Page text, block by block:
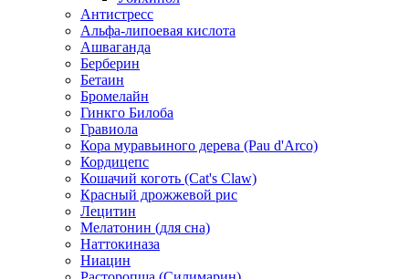
Антистресс
Альфа-липоевая кислота
Ашваганда
Берберин
Бетаин
Бромелайн
Гинкго Билоба
Гравиола
Кора муравьиного дерева (Pau d'Arco)
Кордицепс
Кошачий коготь (Cat's Claw)
Красный дрожжевой рис
Лецитин
Мелатонин (для сна)
Наттокиназа
Ниацин